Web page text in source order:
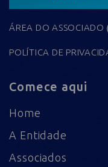
ÁREA DO ASSOCIADO
POLÍTICA DE
Comece aqui
Home
A Entidade
Associados